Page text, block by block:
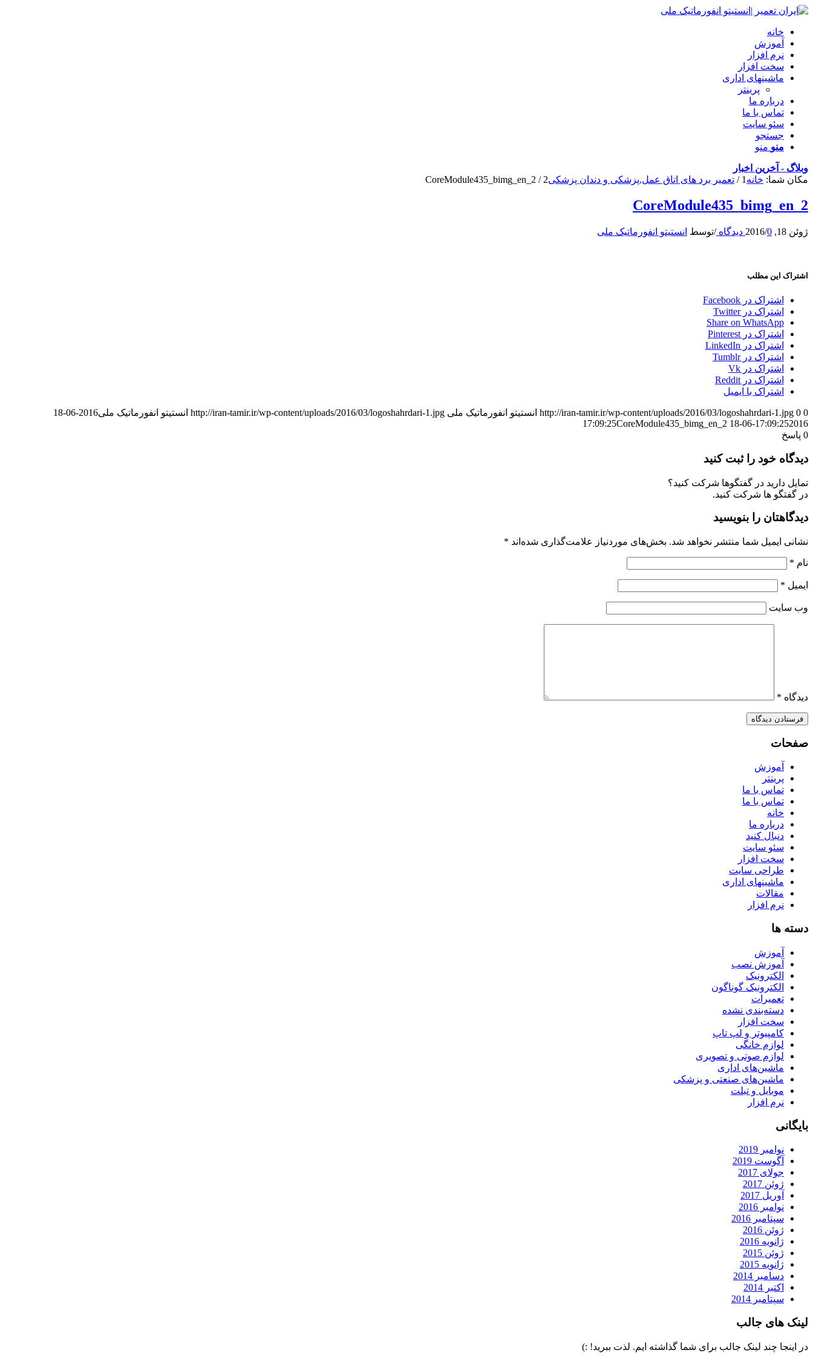
خانه
آموزش
نرم افزار
سخت افزار
ماشینهای اداری
پرینتر
درباره ما
تماس با ما
سئو سایت
جستجو
منو منو
وبلاگ - آخرین اخبار
مکان شما: خانه 1
/ تعمیر برد های اتاق عمل,پزشکی و دندان پزشکی2
/
CoreModule435_bimg_en_2
CoreModule435_bimg_en_2
ژوئن 18, 2016 /0 دیدگاه /توسط انستیتو انفورماتیک ملی
اشتراک این مطلب
اشتراک در Facebook
اشتراک در Twitter
Share on WhatsApp
اشتراک در Pinterest
اشتراک در LinkedIn
اشتراک در Tumblr
اشتراک در Vk
اشتراک در Reddit
اشتراک با ایمیل
http://iran-tamir.ir/wp-content/uploads/2016/03/logoshahrdari-1.jpg 0 0 انستیتو انفورماتیک ملی http://iran-tamir.ir/wp-content/uploads/2016/03/logoshahrdari-1.jpg انستیتو انفورماتیک ملی
2016-06-18
17:09:252016-06-18 17:09:25
CoreModule435_bimg_en_2
0 پاسخ
دیدگاه خود را ثبت کنید
تمایل دارید در گفتگوها شرکت کنید؟
در گفتگو ها شرکت کنید.
دیدگاهتان را بنویسید
نشانی ایمیل شما منتشر نخواهد شد. بخش‌های موردنیاز علامت‌گذاری شده‌اند *
نام *
ایمیل *
وب‌ سایت
دیدگاه *
صفحات
آموزش
پرینتر
تماس با ما
تماس با ما
خانه
درباره ما
دنبال کنید
سئو سایت
سخت افزار
طراحی سایت
ماشینهای اداری
مقالات
نرم افزار
دسته ها
آموزش
آموزش نصب
الکترونیک
الکترونیک گوناگون
تعمیرات
دسته‌بندی نشده
سخت افزار
کامپیوتر و لپ تاپ
لوازم خانگی
لوازم صوتی و تصویری
ماشین‌های اداری
ماشین‌های صنعتی و پزشکی
موبایل و تبلت
نرم افزار
بایگانی
نوامبر 2019
آگوست 2019
جولای 2017
ژوئن 2017
آوریل 2017
نوامبر 2016
سپتامبر 2016
ژوئن 2016
ژانویه 2016
ژوئن 2015
ژانویه 2015
دسامبر 2014
اکتبر 2014
سپتامبر 2014
لینک های جالب
در اینجا چند لینک جالب برای شما گذاشته ایم. لذت ببرید! :)